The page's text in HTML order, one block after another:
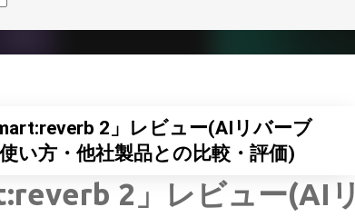
2」レビュー(AIリバーブ
い方・他社製品との比較・評価)
2」レビュー(AIリ